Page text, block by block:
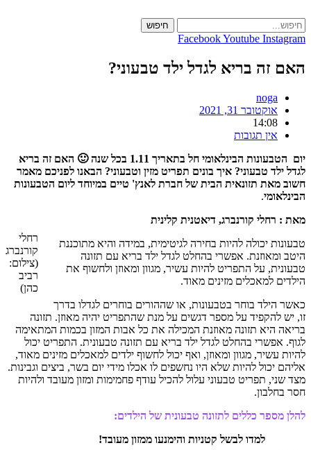
to
content
חיפוש
FacebookYoutube Instagram
האם זה בריא לגדל ילד טבעוני?
noga
אוקטובר 31, 2021
14:08
אין תגובות
יום הטבעונות הבינלאומי חל בתאריך 1.11 בכל שנה 🙂 האם זה בריא
לגדל ילד טבעוני? איך בונים תפריט מזין וטבעוני? הבאנו לפניכם מאמר
חשוב מאת תזונאית הבית של חברת לאנץ' טיים במיוחד ליום הטבעונות
הבינלאומי.
רחלי
קורנברג
(צילום:
רביב
כהן)
מאת : רחלי קורנברג, דיאטנית קלינית
טבעונות יכולה להיות בחירה לגיטימית, במידה והיא מתוכננת
היטב ומאוזנת. אפשרי בהחלט לגדל ילד בריא עם תזונה
טבעונית, על התפריט להיות עשיר, מגוון ומאוזן ולחשוף את
הילדים למאכלים מזינים מאוד.
כאשר הילד בוחר בטבעונות, או שההורים בוחרים לגדלו בדרך
זו, יש להקפיד על מספר דגשים על מנת שהתפריט יהיה מאוזן. תזונה
בריאה היא תזונה מאוזנת המכילה את כל אבות המזון בכמות המתאימה
לגוף. אפשרי בהחלט לגדל ילד בריא עם תזונה טבעונית. התפריט יכול
להיות עשיר, מגוון ומאוזן, ואף יכול לחשוף ילדים למאכלים מזינים מאוד,
אליהם יכול להיות שלא היו נחשפים לו אכלו מידי יום בשר, ביצים וגבינות.
מצד שני, תפריט טבעוני עלול להכיל עודף פחמימות ומזון מעובד ולהיות
חסר בחלבון.
להלן מספר כללים לתזונה טבעונית של הילדים:
למדו לבשל קטניות והימנעו ממזון מעובד!